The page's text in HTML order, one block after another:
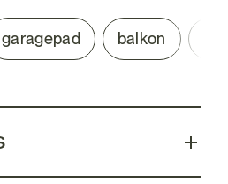
garagepad balkon